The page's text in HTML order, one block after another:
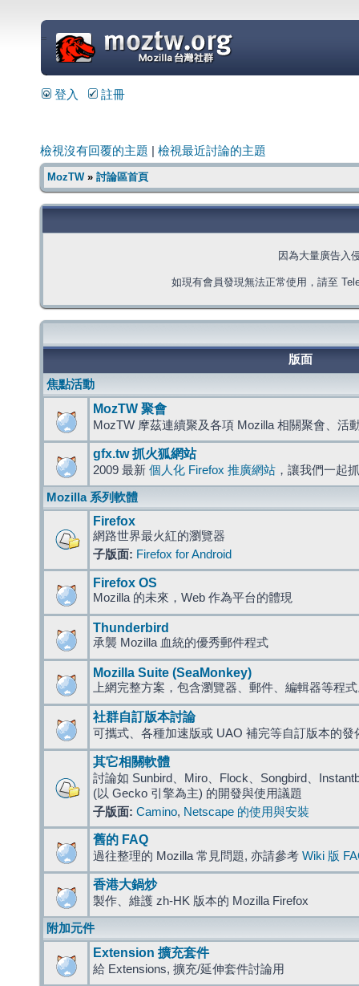
=
登入 註冊
檢視沒有回覆的主題 檢視最近討論的主題
MozTW» 討論區首頁
因為大量廣告入
如現有會員發現無法正常使用，請至
版面
焦點活動
MozTW 聚會
MozTW 摩茲連續聚及各項 Mozilla 相關聚會、活
gfx.tw 抓火狐網站
2009 最新 個人化 Firefox 推廣網站 ，讓我們一起
Mozilla 系列軟體
Firefox
網路世界最火紅的瀏覽器
子版面: Firefox for Android
Firefox OS
Mozilla 的未來，Web 作為平台的體現
Thunderbird
承襲 Mozilla 血統的優秀郵件程式
Mozilla Suite (SeaMonkey)
上網完整方案，包含瀏覽器、郵件、編輯器等程
社群自訂版本討論
可攜式、各種加速版或 UAO 補完等自訂版本的發
其它相關軟體
討論如 Sunbird、Miro、Flock、Songbird、
(以 Gecko 引擎為主) 的開發與使用議題
子版面: Camino, Netscape 的使用與安裝
舊的 FAQ
過往整理的 Mozilla 常見問題, 亦請參考 Wiki 版
香港大鍋炒
製作、維護 zh-HK 版本的 Mozilla Firefox
附加元件
Extension 擴充套件
給 Extensions, 擴充/延伸套件討論用